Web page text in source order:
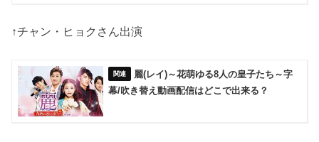
↑チャン・ヒョクさん出演
麗(レイ)～花萌ゆる8人の皇子たち～字
幕/吹き替え動画配信はどこで出来る？